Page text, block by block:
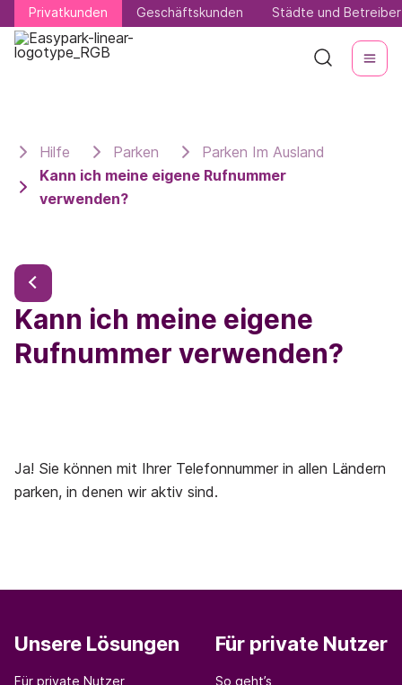
Privatkunden Geschäftskunden Städte und Betreiber
Privatkunden Geschäftskunden Städte und Betreiber
Hilfe Parken
Parken Im Ausland
Kann ich meine eigene Rufnummer
verwenden?
Kann ich meine eigene
Rufnummer verwenden?
Ja! Sie können mit Ihrer Telefonnummer in allen Ländern
parken, in denen wir aktiv sind.
Unsere Lösungen
Für private Nutzer
Für private Nutzer
So geht’s